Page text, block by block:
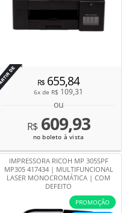
Por
R$655,84
6x de R$ 109,31
ou
R$609,93
no boleto à vista
IMPRESSORA RICOH MP 305SPF
MP305 417434 | MULTIFUNCIONAL
LASER MONOCROMÁTICA | COM
DEFEITO
PROMOÇÃO